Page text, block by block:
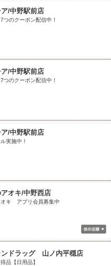
/中野駅前店
つのクーポン配信中！
/中野駅前店
つのクーポン配信中！
/中野駅前店
実施中！
オキ/中野西店
オキ アプリ会員募集中
ンドラッグ 山ノ内平穏店
品【日用品】